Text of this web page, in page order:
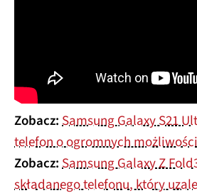
Zobacz:Samsung Galaxy S21
telefon o ogromnych
Zobacz:Samsung Galaxy Z
składanego telefonu, który